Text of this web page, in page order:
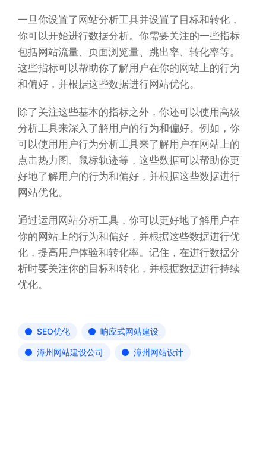
一旦你设置了网站分析工具并设置了目标和转化，
你可以开始进行数据分析。你需要关注的一些指标
包括网站流量、页面浏览量、跳出率、转化率等。
这些指标可以帮助你了解用户在你的网站上的行为
和偏好，并根据这些数据进行网站优化。
除了关注这些基本的指标之外，你还可以使用高级
分析工具来深入了解用户的行为和偏好。例如，你
可以使用用户行为分析工具来了解用户在网站上的
点击热力图、鼠标轨迹等，这些数据可以帮助你更
好地了解用户的行为和偏好，并根据这些数据进行
网站优化。
通过运用网站分析工具，你可以更好地了解用户在
你的网站上的行为和偏好，并根据这些数据进行优
化，提高用户体验和转化率。记住，在进行数据分
析时要关注你的目标和转化，并根据数据进行持续
优化。
SEO优化 响应式网站建设
漳州网站建设公司 漳州网站设计